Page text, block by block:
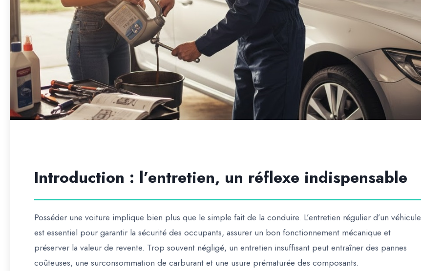
Introduction : l’entretien, un réflexe indispensable
Posséder une voiture implique bien plus que le simple fait de la conduire. L’entretien régulier d’un véhicule
est essentiel pour garantir la sécurité des occupants, assurer un bon fonctionnement mécanique et
préserver la valeur de revente. Trop souvent négligé, un entretien insuffisant peut entraîner des pannes
coûteuses, une surconsommation de carburant et une usure prématurée des composants.